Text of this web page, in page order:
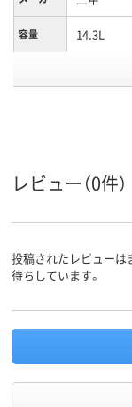
容量 14.3L
スコア
レビュー（0件）
投稿されたレビューは
待ちしています。